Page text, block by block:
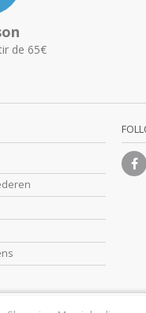
de 65€